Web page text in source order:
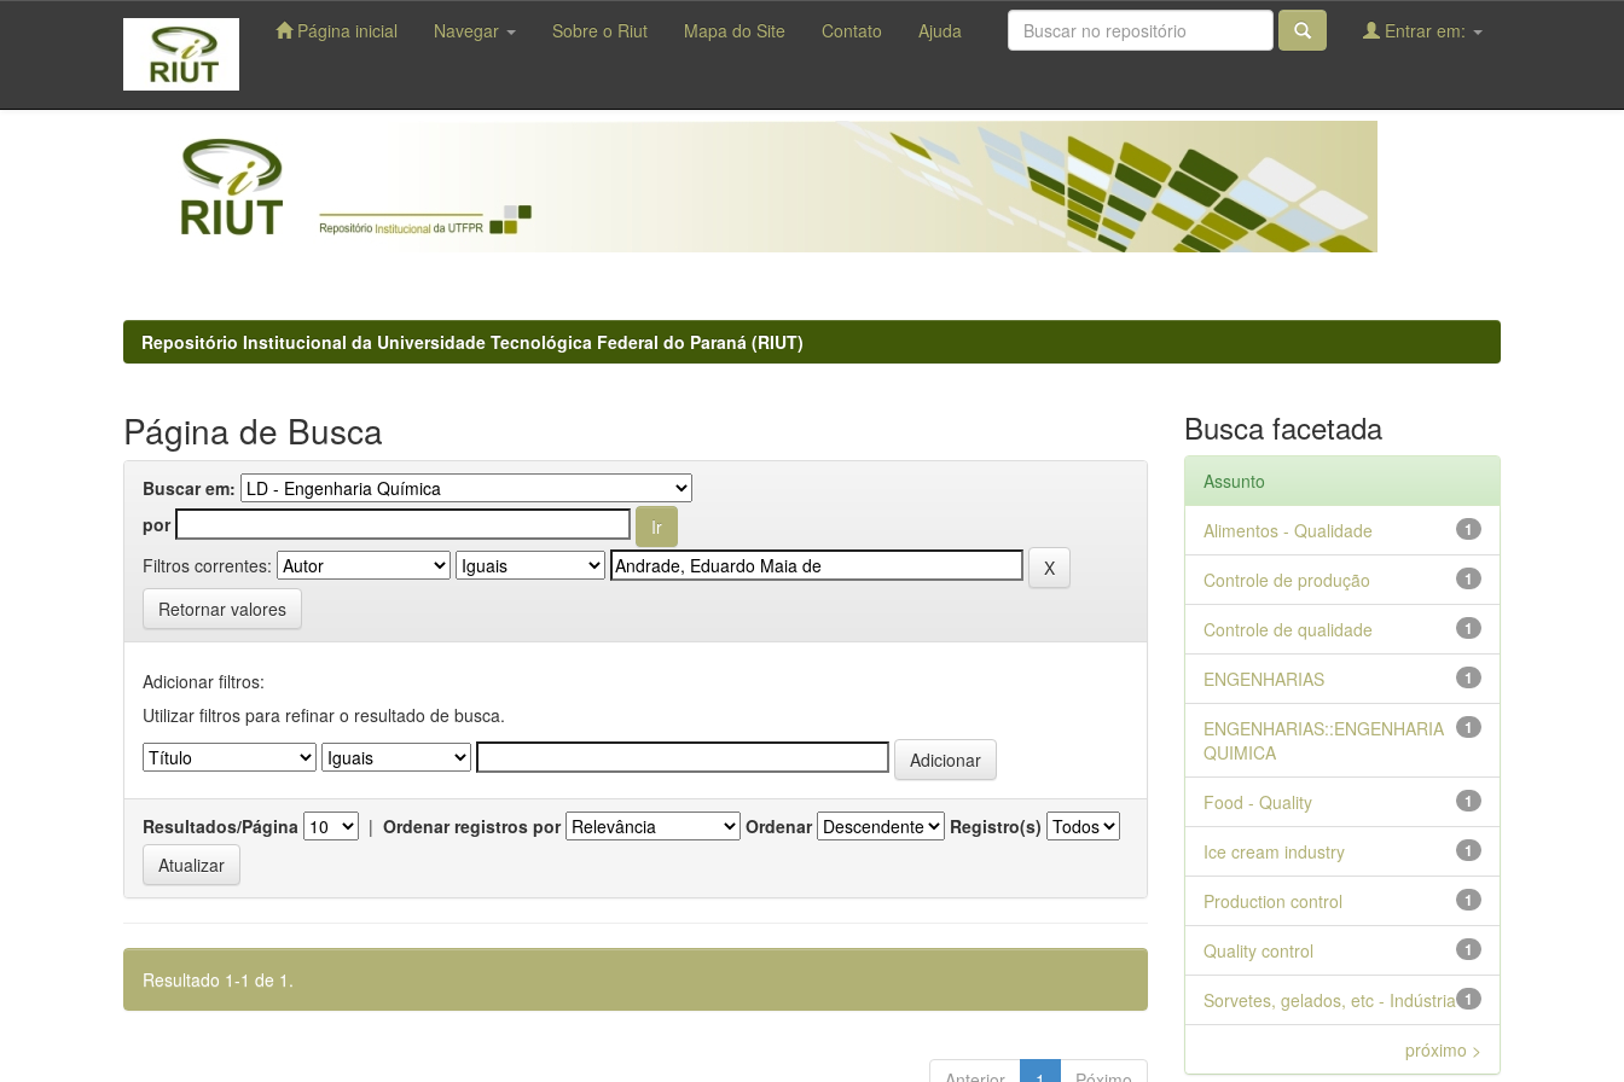
navigation
Página inicial Navegar Sobre o Riut Mapa do Site Contato Ajuda Entrar em:
Repositório Institucional da Universidade Tecnológica Federal do Paraná (RIUT)
Página de Busca
Buscar em:
por
Filtros correntes:
Retornar valores
Adicionar filtros:
Utilizar filtros para refinar o resultado de busca.
Resultados/Página | Ordenar registros por Ordenar Registro(s)
Resultado 1-1 de 1.
Busca facetada
Assunto
1
Alimentos - Qualidade
1
Controle de produção
1
Controle de qualidade
1
ENGENHARIAS
1
ENGENHARIAS::ENGENHARIA
QUIMICA
1
Food - Quality
1
Ice cream industry
1
Production control
1
Quality control
1
Sorvetes, gelados, etc - Indústria
próximo >